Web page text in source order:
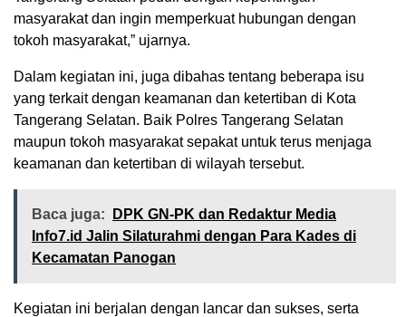
masyarakat dan ingin memperkuat hubungan dengan
tokoh masyarakat,” ujarnya.
Dalam kegiatan ini, juga dibahas tentang beberapa isu
yang terkait dengan keamanan dan ketertiban di Kota
Tangerang Selatan. Baik Polres Tangerang Selatan
maupun tokoh masyarakat sepakat untuk terus menjaga
keamanan dan ketertiban di wilayah tersebut.
Baca juga:
DPK GN-PK dan Redaktur Media
Info7.id Jalin Silaturahmi dengan Para Kades di
Kecamatan Panogan
Kegiatan ini berjalan dengan lancar dan sukses, serta